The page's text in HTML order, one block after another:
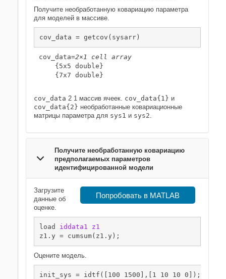
Получите необработанную ковариацию параметра
для моделей в массиве.
cov_data = getcov(sysarr)
cov_data=2×1 cell array
    {5x5 double}
    {7x7 double}
cov_data 2 1 массив ячеек. cov_data{1} и
cov_data{2} необработанные ковариационные
матрицы параметра для sys1 и sys2.
Получите необработанную ковариацию
предполагаемых параметров
идентифицированной модели
Попробовать в MATLAB
Загрузите
данные об
оценке.
load iddata1
z1
z1.y = cumsum(z1.y);
Оцените модель.
init_sys = idtf([100 1500],[1 10 10 0]);